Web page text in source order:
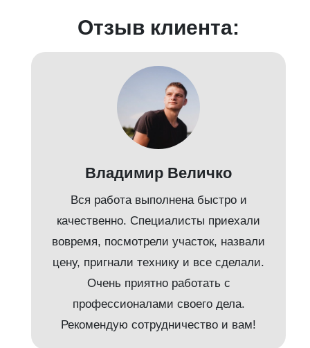
Отзыв клиента:
Владимир Величко
Вся работа выполнена быстро и
качественно. Специалисты приехали
вовремя, посмотрели участок, назвали
цену, пригнали технику и все сделали.
Очень приятно работать с
профессионалами своего дела.
Рекомендую сотрудничество и вам!